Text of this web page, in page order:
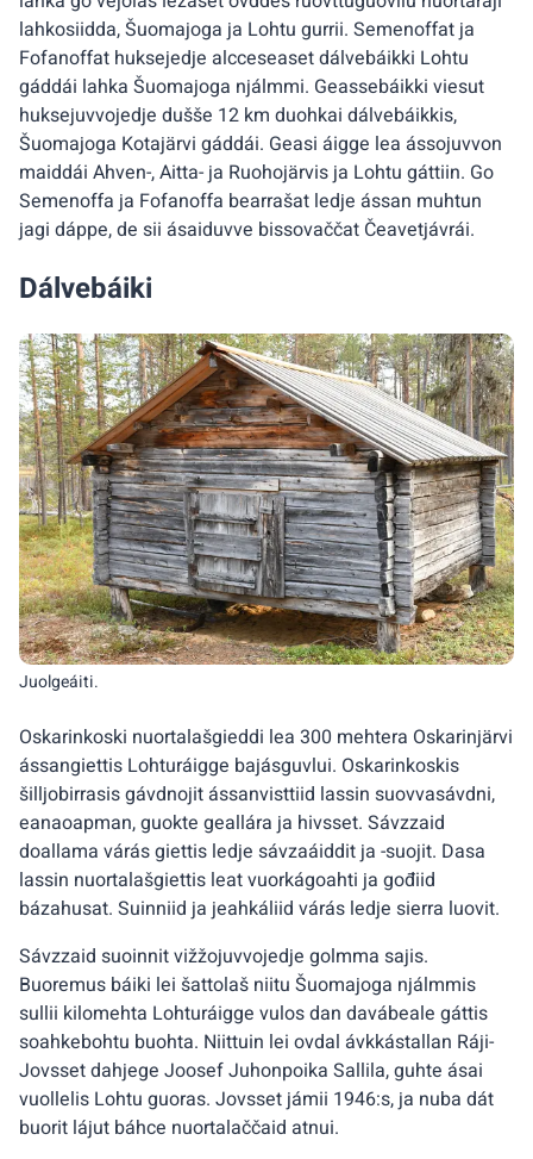
lahkosiidda, Šuomajoga ja Lohtu gurrii. Semenoffat ja
Fofanoffat huksejedje alcceseaset dálvebáikki Lohtu
gáddái lahka Šuomajoga njálmmi. Geassebáikki viesut
huksejuvvojedje dušše 12 km duohkai dálvebáikkis,
Šuomajoga Kotajärvi gáddái. Geasi áigge lea ássojuvvon
maiddái Ahven-, Aitta- ja Ruohojärvis ja Lohtu gáttiin. Go
Semenoffa ja Fofanoffa bearrašat ledje ássan muhtun
jagi dáppe, de sii ásaiduvve bissovaččat Čeavetjávrái.
Dálvebáiki
Oskarinkoski nuortalašgieddi lea 300 mehtera Oskarinjärvi
ássangiettis Lohturáigge bajásguvlui. Oskarinkoskis
šilljobirrasis gávdnojit ássanvisttiid lassin suovvasávdni,
eanaoapman, guokte geallára ja hivsset. Sávzzaid
doallama várás giettis ledje sávzaáiddit ja -suojit. Dasa
lassin nuortalašgiettis leat vuorkágoahti ja gođiid
bázahusat. Suinniid ja jeahkáliid várás ledje sierra luovit.
Sávzzaid suoinnit vižžojuvvojedje golmma sajis.
Buoremus báiki lei šattolaš niitu Šuomajoga njálmmis
sullii kilomehta Lohturáigge vulos dan davábeale gáttis
soahkebohtu buohta. Niittuin lei ovdal ávkkástallan Ráji-
Jovsset dahjege Joosef Juhonpoika Sallila, guhte ásai
vuollelis Lohtu guoras. Jovsset jámii 1946:s, ja nuba dát
buorit lájut báhce nuortalaččaid atnui.
Juolgeáiti.